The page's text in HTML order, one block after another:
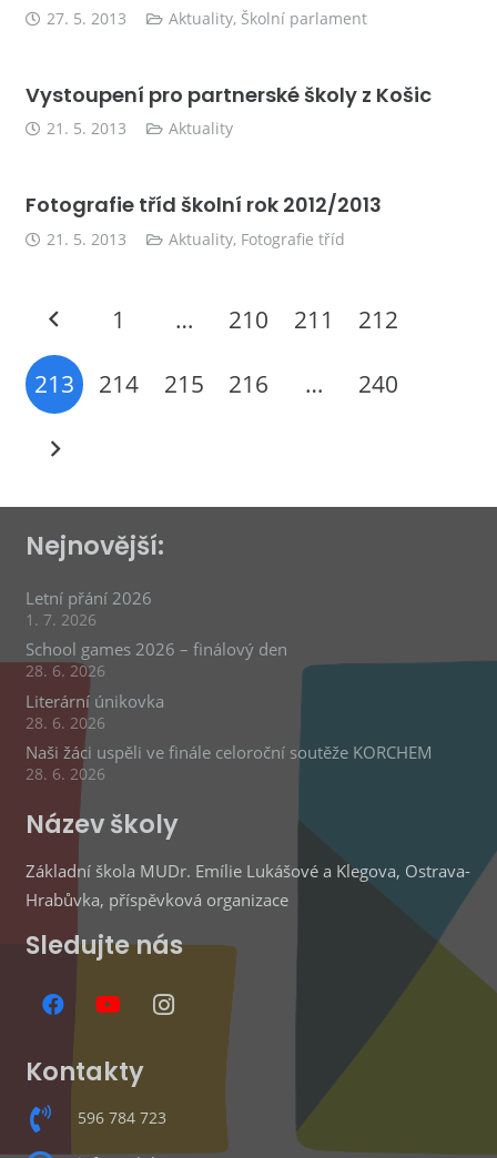
27. 5. 2013 Aktuality, Školní parlament
Vystoupení pro partnerské školy z Košic
21. 5. 2013 Aktuality
Fotografie tříd školní rok 2012/2013
21. 5. 2013 Aktuality, Fotografie tříd
1 … 210 211 212
213 214 215 216 … 240
Nejnovější:
Letní přání 2026
1. 7. 2026
School games 2026 – finálový den
28. 6. 2026
Literární únikovka
28. 6. 2026
Naši žáci uspěli ve finále celoroční soutěže KORCHEM
28. 6. 2026
Název školy
Základní škola MUDr. Emílie Lukášové a Klegova, Ostrava-
Hrabůvka, příspěvková organizace
Sledujte nás
Kontakty
596 784 723